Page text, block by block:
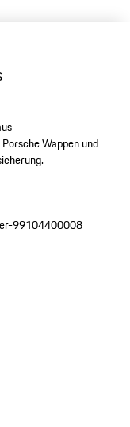
Wappen und
99104400008